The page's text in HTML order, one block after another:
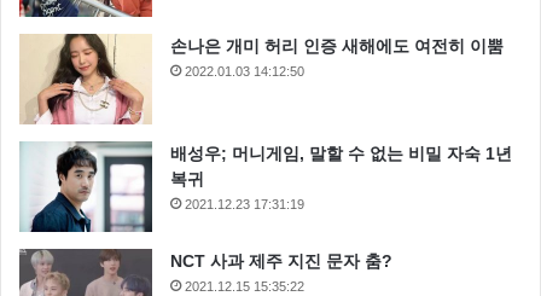
손나은 개미 허리 인증 새해에도 여전히 이뿜
2022.01.03 14:12:50
배성우; 머니게임, 말할 수 없는 비밀 자숙 1년
복귀
2021.12.23 17:31:19
NCT 사과 제주 지진 문자 춤?
2021.12.15 15:35:22